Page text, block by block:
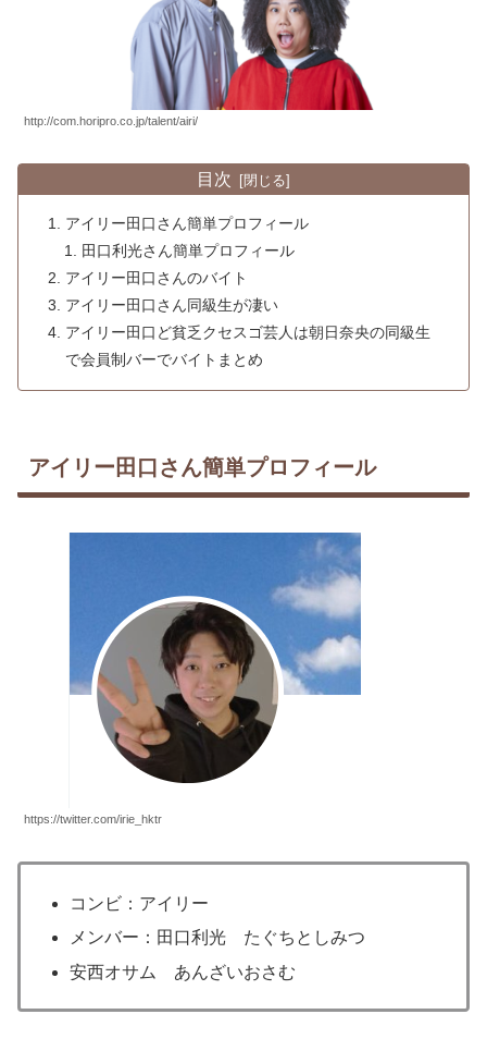
http://com.horipro.co.jp/talent/airi/
目次
アイリー田口さん簡単プロフィール
田口利光さん簡単プロフィール
アイリー田口さんのバイト
アイリー田口さん同級生が凄い
アイリー田口ど貧乏クセスゴ芸人は朝日奈央の同級生
で会員制バーでバイトまとめ
アイリー田口さん簡単プロフィール
https://twitter.com/irie_hktr
コンビ：アイリー
メンバー：田口利光 たぐちとしみつ
安西オサム あんざいおさむ